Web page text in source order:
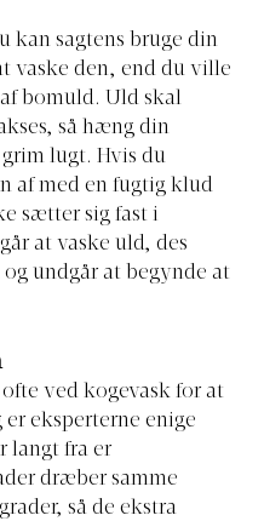
kan sagtens bruge din
vaske den, end du ville
bomuld. Uld skal
så hæng din
grim lugt. Hvis du
af med en fugtig klud
sætter sig fast i
at vaske uld, des
undgår at begynde at
ved kogevask for at
eksperterne enige
langt fra er
dræber samme
så de ekstra